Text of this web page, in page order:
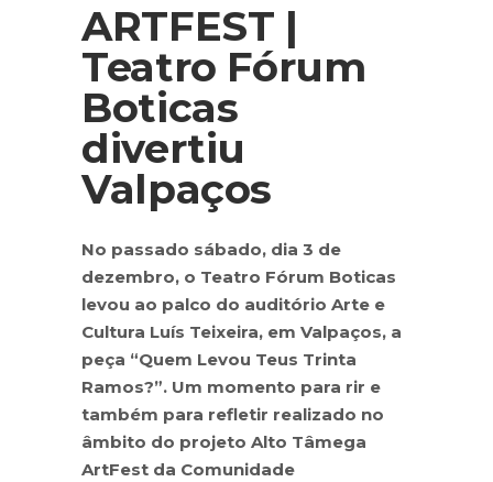
ARTFEST |
Teatro Fórum
Boticas
divertiu
Valpaços
No passado sábado, dia 3 de
dezembro, o Teatro Fórum Boticas
levou ao palco do auditório Arte e
Cultura Luís Teixeira, em Valpaços, a
peça “Quem Levou Teus Trinta
Ramos?”. Um momento para rir e
também para refletir realizado no
âmbito do projeto Alto Tâmega
ArtFest da Comunidade